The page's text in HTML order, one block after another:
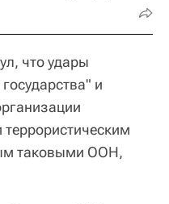
что удары
и
таковыми ООН,